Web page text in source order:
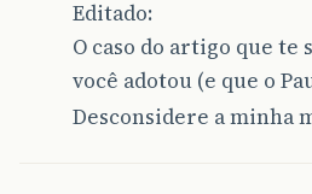
Editado:
O caso do artigo que te
você adotou (e que o
Desconsidere a minha